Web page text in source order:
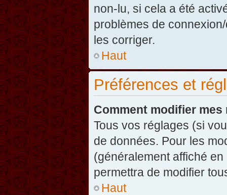
non-lu, si cela a été
problèmes de
les corriger.
Haut
Préférences et
Comment modifier mes
Tous vos réglages (si
de données. Pour les
(généralement affiché
permettra de modifier
Haut